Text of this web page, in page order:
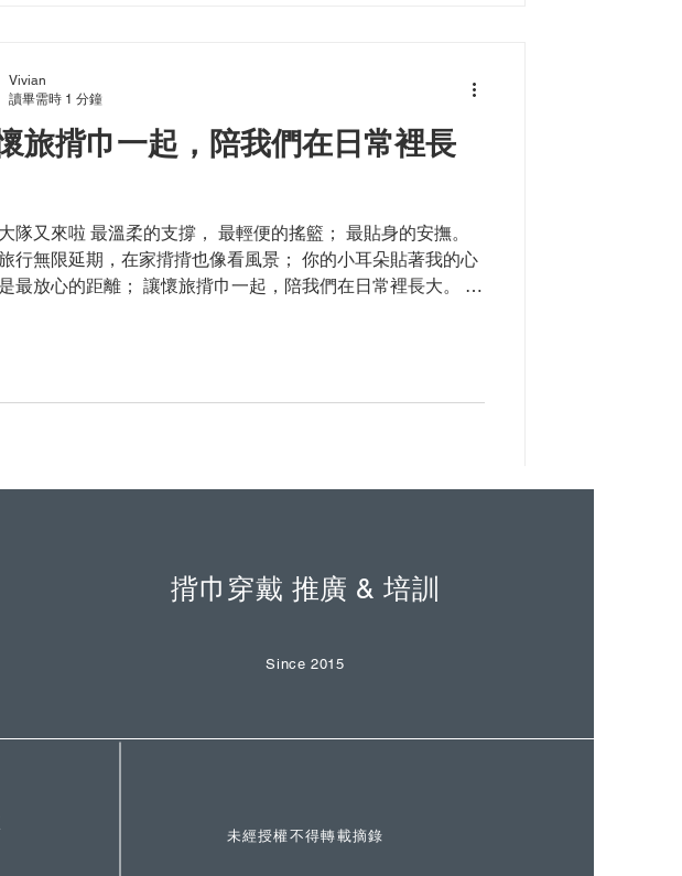
旅揹巾一起，陪我們在日常裡長
隊又來啦 最溫柔的支撐， 最輕便的搖籃； 最貼身的安撫。
行無限延期，在家揹揹也像看風景； 你的小耳朵貼著我的心
最放心的距離； 讓懷旅揹巾一起，陪我們在日常裡長大。 第
Vivian
讀畢需時 1 分鐘
揹巾穿戴 推廣 & 培訓
Since 2015
未經授權不得轉載摘錄